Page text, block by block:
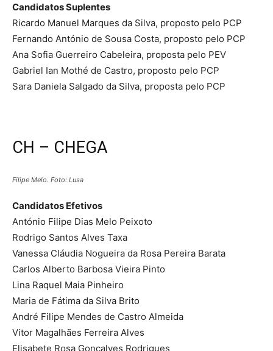
Candidatos Suplentes
Ricardo Manuel Marques da Silva, proposto pelo PCP
Fernando António de Sousa Costa, proposto pelo PCP
Ana Sofia Guerreiro Cabeleira, proposta pelo PEV
Gabriel Ian Mothé de Castro, proposto pelo PCP
Sara Daniela Salgado da Silva, proposta pelo PCP
CH – CHEGA
Filipe Melo. Foto: Lusa
Candidatos Efetivos
António Filipe Dias Melo Peixoto
Rodrigo Santos Alves Taxa
Vanessa Cláudia Nogueira da Rosa Pereira Barata
Carlos Alberto Barbosa Vieira Pinto
Lina Raquel Maia Pinheiro
Maria de Fátima da Silva Brito
André Filipe Mendes de Castro Almeida
Vitor Magalhães Ferreira Alves
Elisabete Rosa Gonçalves Rodrigues